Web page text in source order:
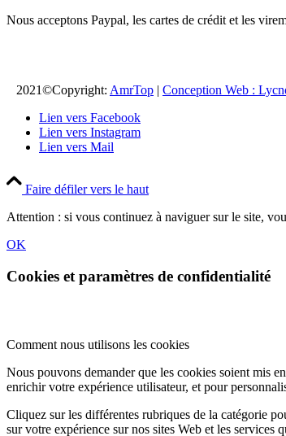
Nous acceptons Paypal, les cartes de crédit et les
2021©Copyright: AmrTop | Conception Web :
Lien vers Facebook
Lien vers Instagram
Lien vers Mail
Faire défiler vers le haut
Attention : si vous continuez à naviguer sur le site,
OK
Cookies et paramètres de confidentialité
Comment nous utilisons les cookies
Nous pouvons demander que les cookies soient mis
enrichir votre expérience utilisateur, et pour
Cliquez sur les différentes rubriques de la catégorie
sur votre expérience sur nos sites Web et les services